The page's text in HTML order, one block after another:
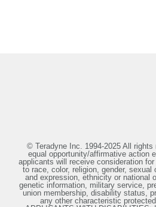
© Teradyne Inc. 1994-2025 All rights
equal opportunity/affirmative action
applicants will receive consideration
to race, color, religion, gender, sexual
and expression, ethnicity or national
genetic information, military service,
union membership, disability status,
any other characteristic